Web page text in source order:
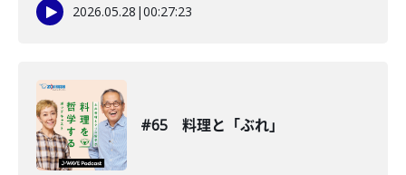
2026.05.28 |00:27:23
#65 料理と「ぶれ」